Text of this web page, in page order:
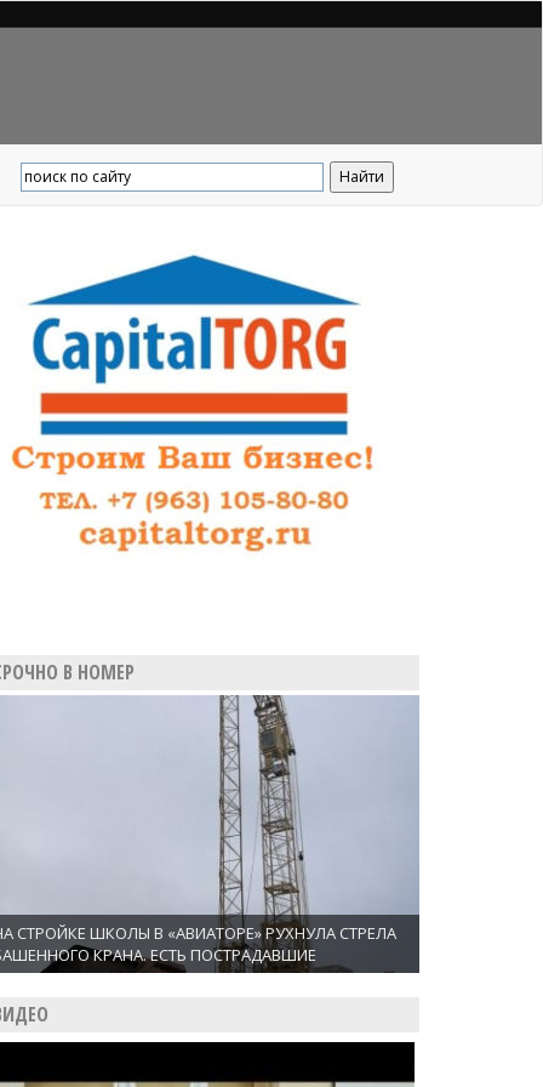
В НОМЕР
СТРОЙКЕ ШКОЛЫ В «АВИАТОРЕ» РУХНУЛА СТРЕЛА
КРАНА. ЕСТЬ ПОСТРАДАВШИЕ